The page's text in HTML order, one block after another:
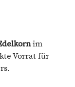
im
Vorrat für